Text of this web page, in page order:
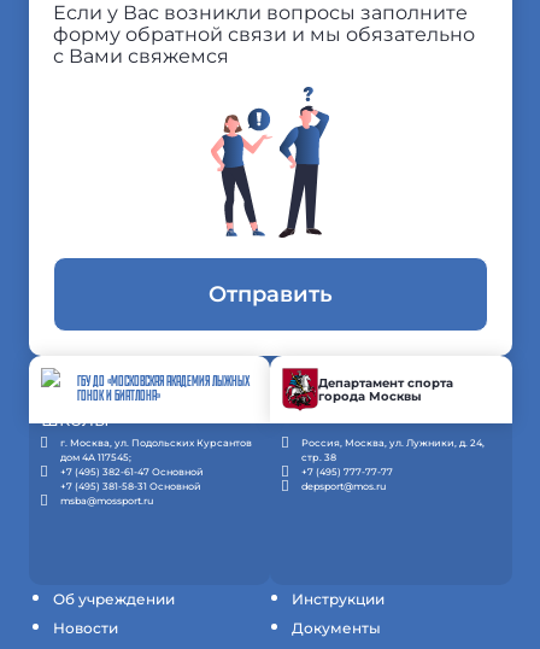
Об учреждении
Новости
Инструкции
Документы
Если у Вас возникли вопросы заполните
форму обратной связи и мы обязательно
с Вами свяжемся
Отправить
ГБУ ДО «МОСКОВСКАЯ АКАДЕМИЯ ЛЫЖНЫХ
ГОНОК И БИАТЛОНА»
г. Москва, ул. Подольских Курсантов
дом 4А 117545;
+7 (495) 382-61-47 Основной
+7 (495) 381-58-31 Основной
msba@mossport.ru
Департамент спорта
города Москвы
Россия, Москва, ул. Лужники, д. 24,
стр. 38
+7 (495) 777-77-77
depsport@mos.ru